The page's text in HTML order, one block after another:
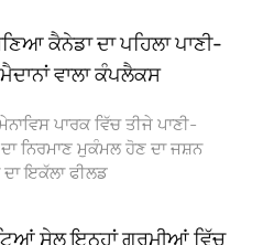
ਕੈਨੇਡਾ ਦਾ ਪਹਿਲਾ ਪਾਣੀ-
ਵਾਲਾ ਕੰਪਲੈਕਸ
ਪਾਰਕ ਵਿੱਚ ਤੀਜੇ ਪਾਣੀ-
ਨਿਰਮਾਣ ਮੁਕੰਮਲ ਹੋਣ ਦਾ ਜਸ਼ਨ
ਇਕੱਲਾ ਫੀਲਡ
ਸੇਲ ਇਨ੍ਹਾਂ ਗਰਮੀਆਂ ਵਿੱਚ